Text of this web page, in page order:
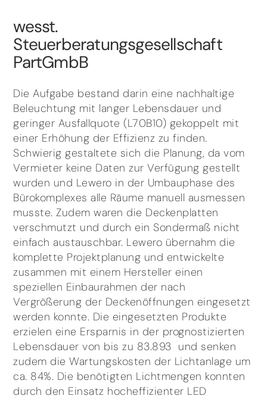
wesst.
Steuerberatungsgesellschaft
PartGmbB
Die Aufgabe bestand darin eine nachhaltige
Beleuchtung mit langer Lebensdauer und
geringer Ausfallquote (L70B10) gekoppelt mit
einer Erhöhung der Effizienz zu finden.
Schwierig gestaltete sich die Planung, da vom
Vermieter keine Daten zur Verfügung gestellt
wurden und Lewero in der Umbauphase des
Bürokomplexes alle Räume manuell ausmessen
musste. Zudem waren die Deckenplatten
verschmutzt und durch ein Sondermaß nicht
einfach austauschbar. Lewero übernahm die
komplette Projektplanung und entwickelte
zusammen mit einem Hersteller einen
speziellen Einbaurahmen der nach
Vergrößerung der Deckenöffnungen eingesetzt
werden konnte. Die eingesetzten Produkte
erzielen eine Ersparnis in der prognostizierten
Lebensdauer von bis zu 83.893  und senken
zudem die Wartungskosten der Lichtanlage um
ca. 84%. Die benötigten Lichtmengen konnten
durch den Einsatz hocheffizienter LED